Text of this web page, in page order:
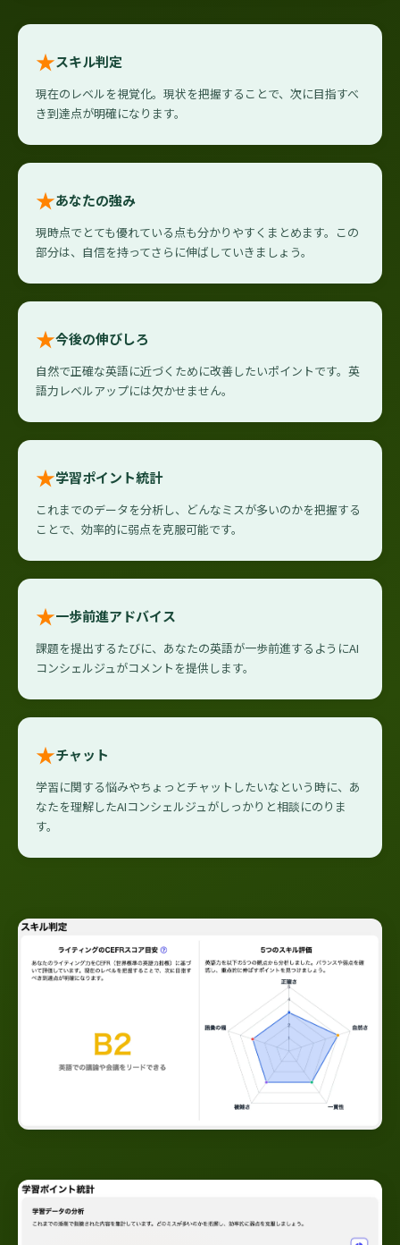
★スキル判定
現在のレベルを視覚化。現状を把握することで、次に目指すべ
き到達点が明確になります。
★あなたの強み
現時点でとても優れている点も分かりやすくまとめます。この
部分は、自信を持ってさらに伸ばしていきましょう。
★今後の伸びしろ
自然で正確な英語に近づくために改善したいポイントです。英
語力レベルアップには欠かせません。
★学習ポイント統計
これまでのデータを分析し、どんなミスが多いのかを把握する
ことで、効率的に弱点を克服可能です。
★一歩前進アドバイス
課題を提出するたびに、あなたの英語が一歩前進するようにAI
コンシェルジュがコメントを提供します。
★チャット
学習に関する悩みやちょっとチャットしたいなという時に、あ
なたを理解したAIコンシェルジュがしっかりと相談にのりま
す。